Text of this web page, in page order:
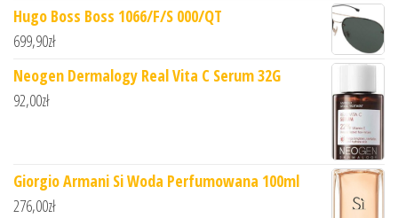
Hugo Boss Boss 1066/F/S 000/QT
699,90zł
Neogen Dermalogy Real Vita C Serum 32G
92,00zł
Giorgio Armani Si Woda Perfumowana 100ml
276,00zł